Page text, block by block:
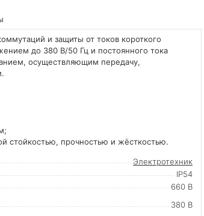
и защиты от токов короткого
до 380 В/50 Гц и постоянного тока
осуществляющим передачу,
стойкостью, прочностью и жёсткостью.
Электротехник
IP54
660 В
380 В